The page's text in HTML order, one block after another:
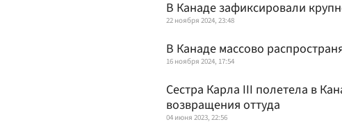
В Канаде зафиксировали
22 ноября 2024, 23:48
В Канаде массово
16 ноября 2024, 17:54
Сестра Карла III полетела в
возвращения оттуда
04 июня 2023, 22:56